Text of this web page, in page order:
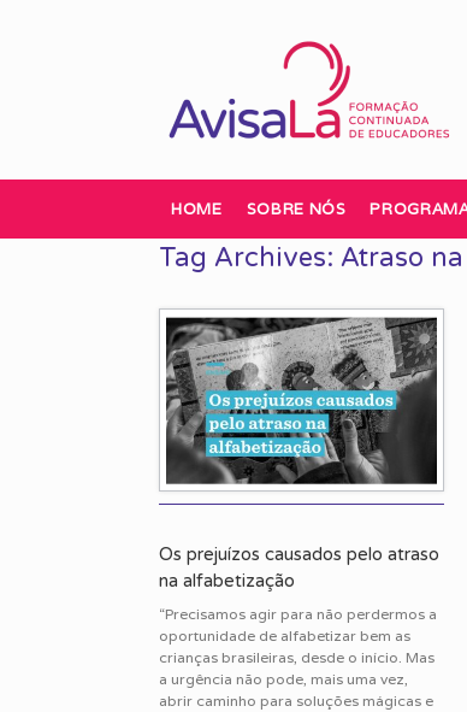
HOME SOBRE NÓS
Tag Archives: Atraso
Os prejuízos causados pelo atraso
na alfabetização
“Precisamos agir para não perdermos a
oportunidade de alfabetizar bem as
crianças brasileiras, desde o início. Mas
a urgência não pode, mais uma vez,
abrir caminho para soluções mágicas e